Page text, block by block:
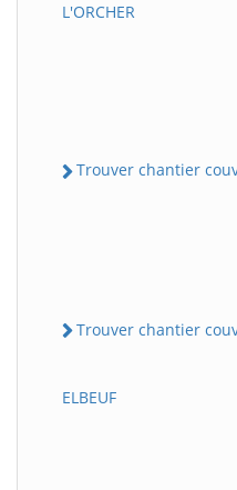
L'ORCHER
Trouver chantier
Trouver chantier
ELBEUF